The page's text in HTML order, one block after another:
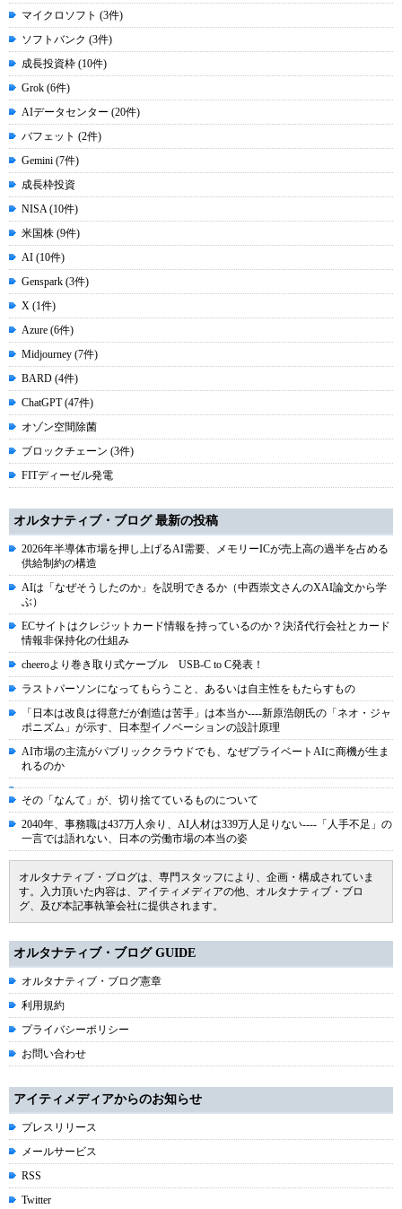
マイクロソフト (3件)
ソフトバンク (3件)
成長投資枠 (10件)
Grok (6件)
AIデータセンター (20件)
バフェット (2件)
Gemini (7件)
成長枠投資
NISA (10件)
米国株 (9件)
AI (10件)
Genspark (3件)
X (1件)
Azure (6件)
Midjourney (7件)
BARD (4件)
ChatGPT (47件)
オゾン空間除菌
ブロックチェーン (3件)
FITディーゼル発電
オルタナティブ・ブログ 最新の投稿
2026年半導体市場を押し上げるAI需要、メモリーICが売上高の過半を占める
供給制約の構造
AIは「なぜそうしたのか」を説明できるか（中西崇文さんのXAI論文から学
ぶ）
ECサイトはクレジットカード情報を持っているのか？決済代行会社とカード
情報非保持化の仕組み
cheeroより巻き取り式ケーブル USB-C to C発表！
ラストパーソンになってもらうこと、あるいは自主性をもたらすもの
「日本は改良は得意だが創造は苦手」は本当か----新原浩朗氏の「ネオ・ジャ
ポニズム」が示す、日本型イノベーションの設計原理
AI市場の主流がパブリッククラウドでも、なぜプライベートAIに商機が生ま
れるのか
その「なんて」が、切り捨てているものについて
2040年、事務職は437万人余り、AI人材は339万人足りない----「人手不足」の
一言では語れない、日本の労働市場の本当の姿
オルタナティブ・ブログは、専門スタッフにより、企画・構成されていま
す。入力頂いた内容は、アイティメディアの他、オルタナティブ・ブロ
グ、及び本記事執筆会社に提供されます。
オルタナティブ・ブログ GUIDE
オルタナティブ・ブログ憲章
利用規約
プライバシーポリシー
お問い合わせ
アイティメディアからのお知らせ
プレスリリース
メールサービス
RSS
Twitter